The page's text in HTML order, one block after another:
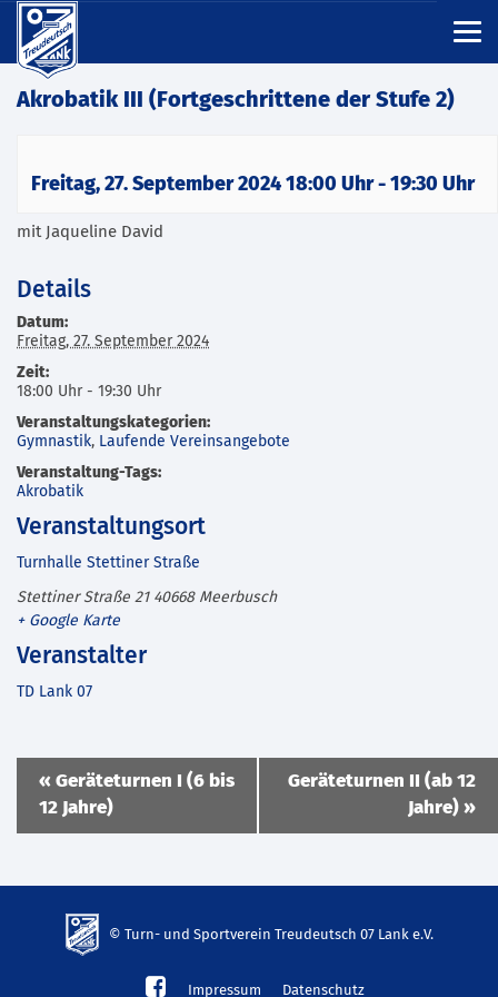
Akrobatik III (Fortgeschrittene der Stufe 2)
Freitag, 27. September 2024 18:00 Uhr- 19:30 Uhr
mit Jaqueline David
Details
Datum:
Freitag, 27. September 2024
Zeit:
18:00 Uhr - 19:30 Uhr
Veranstaltungskategorien:
Gymnastik, Laufende Vereinsangebote
Veranstaltung-Tags:
Akrobatik
Veranstaltungsort
Turnhalle Stettiner Straße
Stettiner Straße 21 40668 Meerbusch
+ Google Karte
Veranstalter
TD Lank 07
Veranstaltung
Navigation
« Geräteturnen I (6 bis
12 Jahre)
Geräteturnen II (ab 12
Jahre) »
© Turn- und Sportverein Treudeutsch 07 Lank e.V.
Impressum Datenschutz